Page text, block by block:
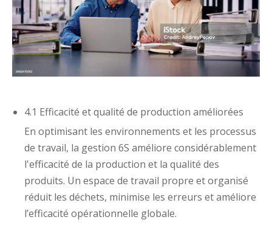
4.1 Efficacité et qualité de production améliorées
En optimisant les environnements et les processus
de travail, la gestion 6S améliore considérablement
l'efficacité de la production et la qualité des
produits. Un espace de travail propre et organisé
réduit les déchets, minimise les erreurs et améliore
l’efficacité opérationnelle globale.